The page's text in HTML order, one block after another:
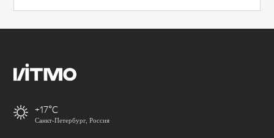
+17
Санкт-Петербург, Россия